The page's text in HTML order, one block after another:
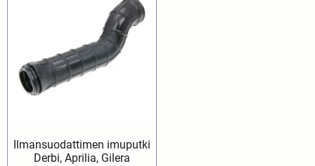
Ilmansuodattimen imuputki
Derbi, Aprilia, Gilera